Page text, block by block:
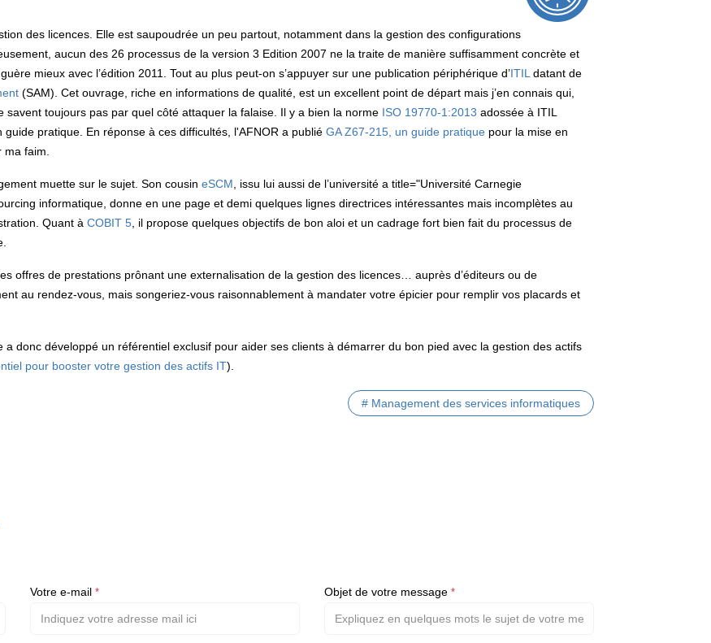
des licences. Elle est saupoudrée un peu partout, notamment dans la gestion des configurations
aucun des 26 processus de la version 3 Edition 2007 ne la traite de manière suffisamment concrète et
mieux avec l’édition 2011. Tout au plus peut-on s’appuyer sur une publication périphérique d’ITIL datant de
(SAM). Cet ouvrage, riche en informations de qualité, est un excellent point de départ mais j’en connais qui,
toujours pas par quel côté attaquer la falaise. Il y a bien la norme ISO 19770-1:2013 adossée à ITIL
guide pratique. En réponse à ces difficultés, l'AFNOR a publié GA Z67-215, un guide pratique pour la mise en
faim.
muette sur le sujet. Son cousin eSCM , issu lui aussi de l’université a title="Université Carnegie
informatique, donne en une page et demi quelques lignes directrices intéressantes mais incomplètes au
Quant à COBIT 5 , il propose quelques objectifs de bon aloi et un cadrage fort bien fait du processus de
offres de prestations prônant une externalisation de la gestion des licences… auprès d’éditeurs ou de
au rendez-vous, mais songeriez-vous raisonnablement à mandater votre épicier pour remplir vos placards et
donc développé un référentiel exclusif pour aider ses clients à démarrer du bon pied avec la gestion des actifs
pour booster votre gestion des actifs IT).
# Management des services informatiques
Votre e-mail * Objet de votre message *